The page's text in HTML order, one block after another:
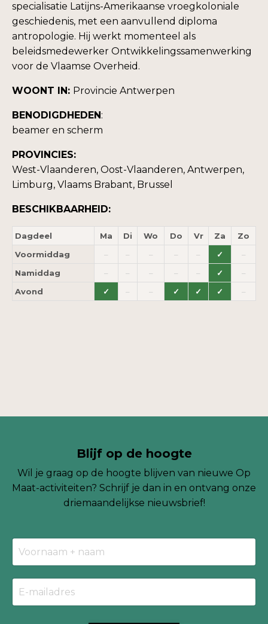
specialisatie Latijns-Amerikaanse vroegkoloniale
geschiedenis, met een aanvullend diploma
antropologie. Hij werkt momenteel als
beleidsmedewerker Ontwikkelingssamenwerking
voor de Vlaamse Overheid.
WOONT IN: Provincie Antwerpen
BENODIGDHEDEN:
beamer en scherm
PROVINCIES:
West-Vlaanderen, Oost-Vlaanderen, Antwerpen,
Limburg, Vlaams Brabant, Brussel
BESCHIKBAARHEID:
Dagdeel Ma Di Wo Do Vr Za
Zo
Voormiddag
– – – – – ✓
–
Namiddag
– – – – – ✓
–
Avond
✓ – – ✓ ✓ ✓ –
Blijf op de hoogte
Wil je graag op de hoogte blijven van nieuwe Op
Maat-activiteiten? Schrijf je dan in en ontvang onze
driemaandelijkse nieuwsbrief!